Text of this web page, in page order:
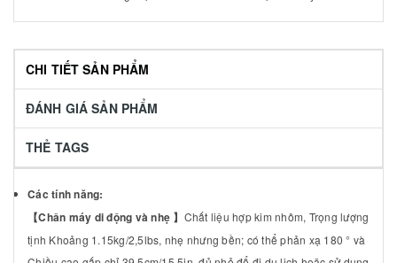
CHI TIẾT SẢN PHẨM
ĐÁNH GIÁ SẢN PHẨM
THẺ TAGS
Các tính năng:
【Chân máy di động và nhẹ 】 Chất liệu hợp kim nhôm, Trọng lượng
tịnh Khoảng 1.15kg/2,5lbs, nhẹ nhưng bền; có thể phản xạ 180 ° và